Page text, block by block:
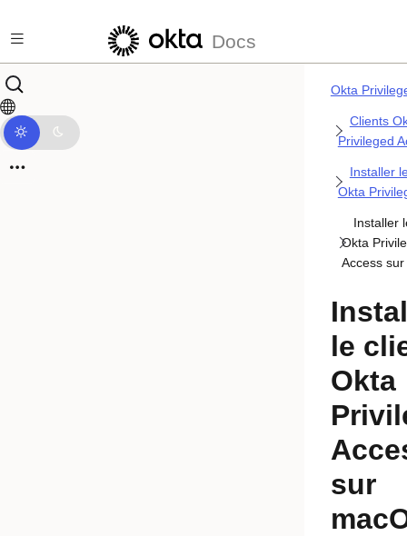
Docs
Okta
Clients
Privileged
Installer
Okta
Installer
Okta
Access
le
Okta
sur